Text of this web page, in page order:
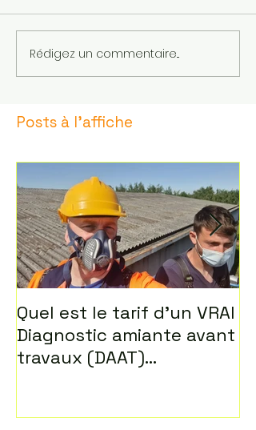
Rédigez un commentaire...
Posts à l'affiche
Quel est le tarif d'un VRAI
Diagnostic amiante avant
travaux (DAAT)